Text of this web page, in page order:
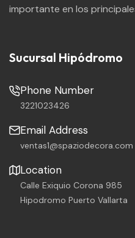
importante en los
Sucursal Hipódromo
Phone Number
3221023426
Email Address
ventas1@spaziodecora.com
Location
Calle Exiquio Corona 985
Hipodromo Puerto Vallarta